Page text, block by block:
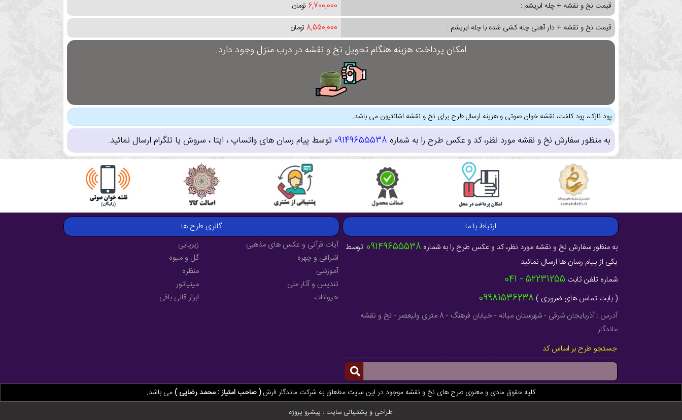
قیمت نخ و نقشه + چله ابریشم :
6,700,000 تومان
قیمت نخ و نقشه + دار آهنی چله کشی شده با چله ابریشم :
8,550,000 تومان
امکان پرداخت هزینه هنگام تحویل نخ و نقشه در درب منزل وجود دارد.
پود نازک، پود کلفت، نقشه خوان صوتی و هزینه ارسال طرح برای نخ و نقشه اشانتیون می باشد.
به منظور سفارش نخ و نقشه مورد نظر، کد و عکس طرح را به شماره 09149655538توسط پیام رسان های واتساپ ، ایتا ، سروش یا تلگرام ارسال نمائید.
ارتباط با ما
به منظور سفارش نخ و نقشه مورد نظر، کد و عکس طرح را به شماره 09149655538 توسط
یکی از پیام رسان ها ارسال نمائید .
شماره تلفن ثابت 52231255 - 041
( بابت تماس های ضروری ) 09981536238
آدرس : آذربایجان شرقی - شهرستان میانه - خیابان فرهنگ - 8 متری ولیعصر - نخ و نقشه
ماندگار
جستجو طرح بر اساس کد
گالری طرح ها
آیات قرآنی و عکس های مذهبی
اشرافی و چهره
آموزشی
تندیس و آثار ملی
حیوانات
زیرپایی
گل و میوه
منظره
مینیاتور
ابزار قالی بافی
کلیه حقوق مادی و معنوی طرح های نخ و نقشه موجود در این سایت مطعلق به شرکت ماندگار فرش( صاحب امتیاز : محمد رضایی ) می باشد.
طراحی و پشتیبانی سایت : پیشرو پروژه